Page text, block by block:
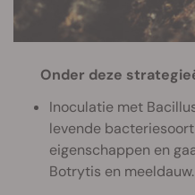
Onder deze
Inoculatie met
levende
eigenschappen en
Botrytis en meeldauw.